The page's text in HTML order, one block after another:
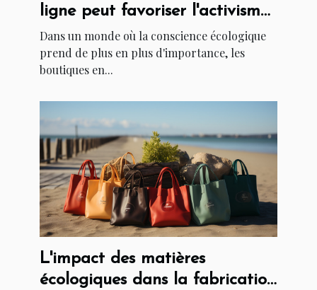
ligne peut favoriser l'activisme
à travers des produits
écoresponsables
Dans un monde où la conscience écologique
prend de plus en plus d'importance, les
boutiques en...
L'impact des matières
écologiques dans la fabrication